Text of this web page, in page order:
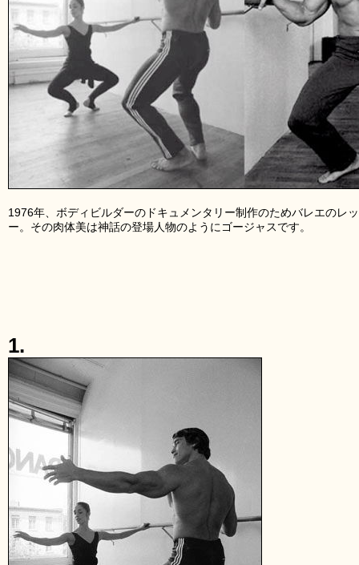
1976年、ボディビルダーのドキュメンタリー制作のためバレエのレ
ー。その肉体美は神話の登場人物のようにゴージャスです。
1.